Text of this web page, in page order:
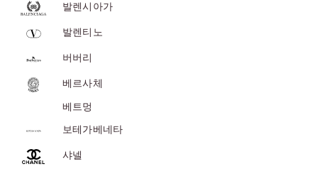
·S
발렌시아가
발렌티노
버버리
베르사체
베트멍
보테가베네타
샤넬